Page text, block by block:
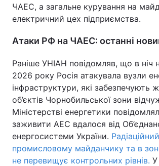
ЧАЕС, а загальне курування на
електричний цех підприємства.
Атаки РФ на ЧАЕС: останні
Раніше УНІАН повідомляв, що в ніч
2026 року Росія атакувала вузли
інфраструктури, які забезпечують
об’єктів Чорнобильської зони
Міністерстві енергетики
заживити АЕС вдалося від
енергосистеми України.
промисловому майданчику та в
не перевищує контрольних рівнів. У